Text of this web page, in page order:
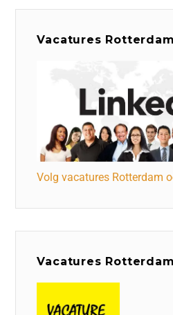
Vacatures
Volg vacatures Rotterdam
Vacatures